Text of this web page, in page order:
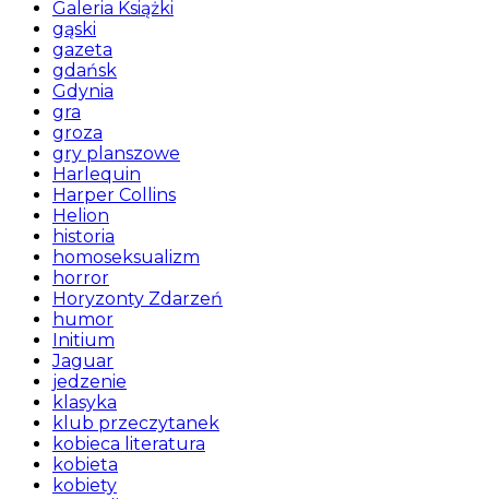
Galeria Książki
gąski
gazeta
gdańsk
Gdynia
gra
groza
gry planszowe
Harlequin
Harper Collins
Helion
historia
homoseksualizm
horror
Horyzonty Zdarzeń
humor
Initium
Jaguar
jedzenie
klasyka
klub przeczytanek
kobieca literatura
kobieta
kobiety